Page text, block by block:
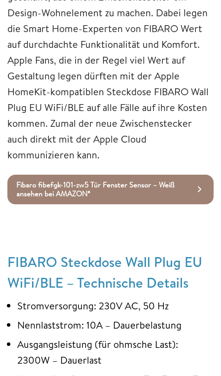
Design-Wohnelement zu machen. Dabei legen
die Smart Home-Experten von FIBARO Wert
auf durchdachte Funktionalität und Komfort.
Apple Fans, die in der Regel viel Wert auf
Gestaltung legen dürften mit der Apple
HomeKit-kompatiblen Steckdose FIBARO Wall
Plug EU WiFi/BLE auf alle Fälle auf ihre Kosten
kommen. Zumal der neue Zwischenstecker
auch direkt mit der Apple Cloud
kommunizieren kann.
Fibaro fibefgk-101-zw5 Tür Fenster Sensor – Weiß
ansehen bei AMAZON*
FIBARO Steckdose Wall Plug EU
WiFi/BLE – Technische Details
Stromversorgung: 230V AC, 50 Hz
Nennlaststrom: 10A – Dauerbelastung
Ausgangsleistung (für ohmsche Last):
2300W – Dauerlast